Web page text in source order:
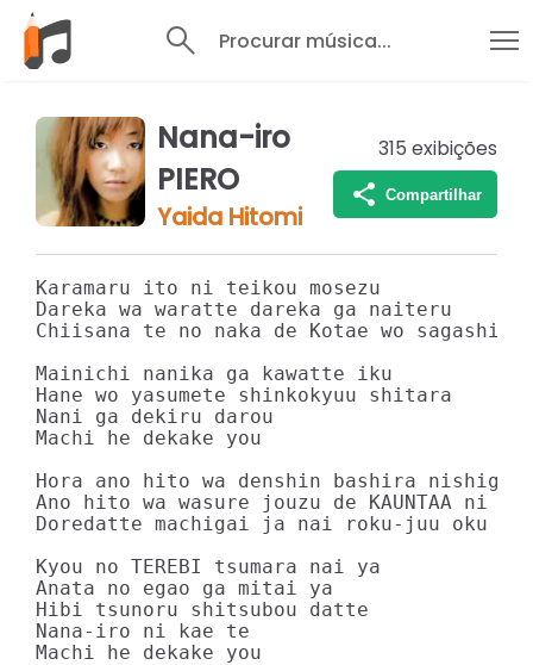
Procurar música...
Nana-iro
PIERO
Yaida Hitomi
315 exibições
Compartilhar
Karamaru ito ni teikou mosezu
Dareka wa waratte dareka ga naiteru
Chiisana te no naka de Kotae wo sagashite
Mainichi nanika ga kawatte iku
Hane wo yasumete shinkokyuu shitara
Nani ga dekiru darou
Machi he dekake you
Hora ano hito wa denshin bashira
Ano hito wa wasure jouzu de KAUNTAA ni
Doredatte machigai ja nai roku-juu oku
Kyou no TEREBI tsumara nai ya
Anata no egao ga mitai ya
Hibi tsunoru shitsubou datte
Nana-iro ni kae te
Machi he dekake you